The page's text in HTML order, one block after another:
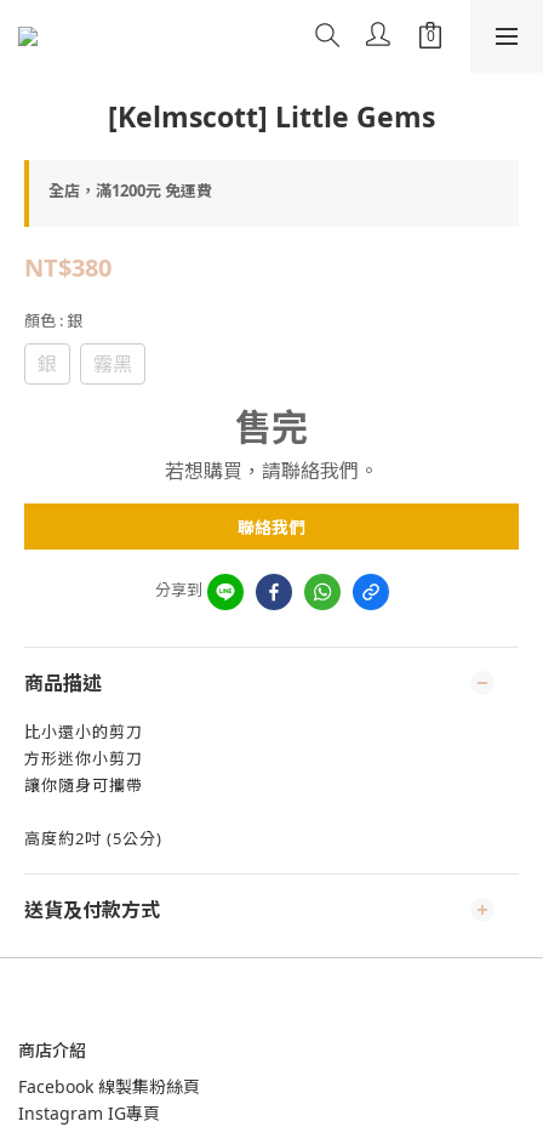
[Kelmscott] Little Gems
全店，滿1200元 免運費
NT$380
顏色 : 銀
銀 霧黑
售完
若想購買，請聯絡我們。
聯絡我們
分享到
商品描述
比小還小的剪刀
方形迷你小剪刀
讓你隨身可攜帶
高度約2吋 (5公分)
送貨及付款方式
商店介紹
Facebook 線製集粉絲頁
Instagram IG專頁